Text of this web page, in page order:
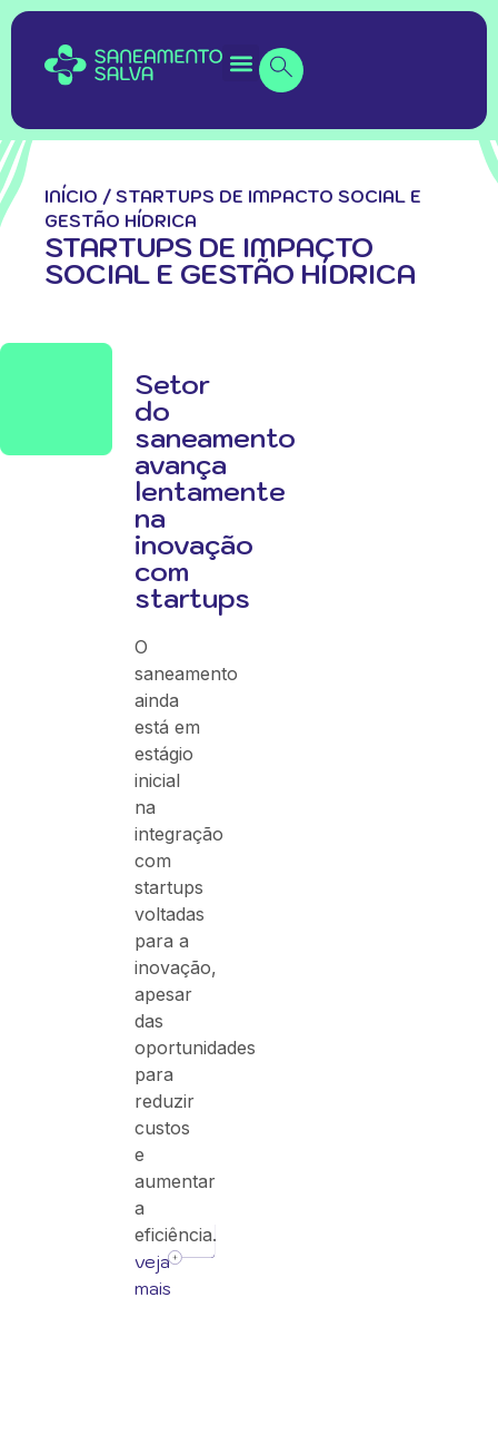
INÍCIO / STARTUPS DE IMPACTO SOCIAL E
GESTÃO HÍDRICA
STARTUPS DE IMPACTO
SOCIAL E GESTÃO HÍDRICA
Setor
do
saneamento
avança
lentamente
na
inovação
com
startups
O
saneamento
ainda
está em
estágio
inicial
na
integração
com
startups
voltadas
para a
inovação,
apesar
das
oportunidades
para
reduzir
custos
e
aumentar
a
eficiência.
veja
mais